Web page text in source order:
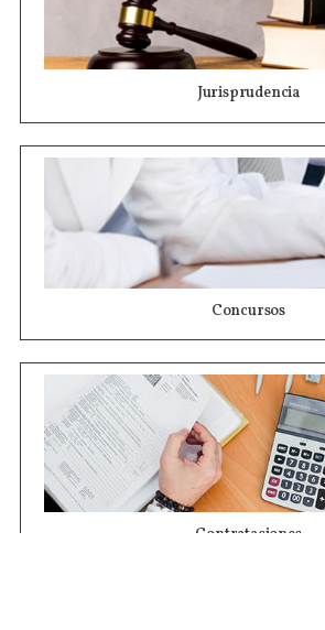
Jurisprudencia
Concursos
Contrataciones